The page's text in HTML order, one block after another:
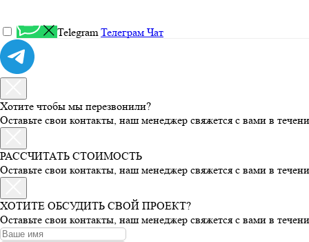
TelegramТелеграм Чат
Хотите чтобы мы перезвонили?
Оставьте свои контакты, наш менеджер свяжется с вами в
РАССЧИТАТЬ СТОИМОСТЬ
Оставьте свои контакты, наш менеджер свяжется с вами в
ХОТИТЕ ОБСУДИТЬ СВОЙ ПРОЕКТ?
Оставьте свои контакты, наш менеджер свяжется с вами в